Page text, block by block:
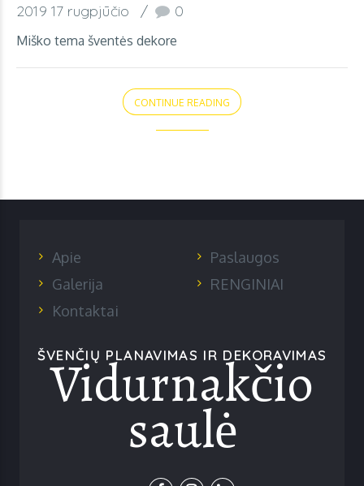
2019 17 rugpjūčio 0
Miško tema šventės dekore
CONTINUE READING
Apie
Paslaugos
Galerija
RENGINIAI
Kontaktai
ŠVENČIŲ PLANAVIMAS IR DEKORAVIMAS
Vidurnakčio
saulė